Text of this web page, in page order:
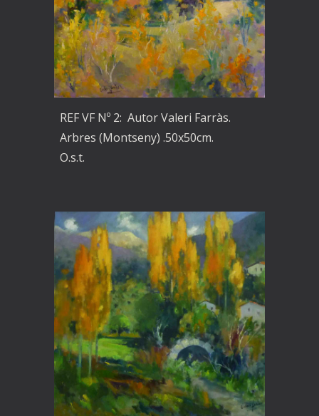
REF VF Nº 2: Autor Valeri Farràs.
Arbres (Montseny) .50x50cm.
O.s.t.